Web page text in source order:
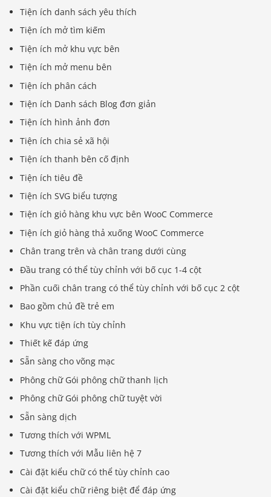
Tiện ích danh sách yêu thích
Tiện ích mở tìm kiếm
Tiện ích mở khu vực bên
Tiện ích mở menu bên
Tiện ích phân cách
Tiện ích Danh sách Blog đơn giản
Tiện ích hình ảnh đơn
Tiện ích chia sẻ xã hội
Tiện ích thanh bên cố định
Tiện ích tiêu đề
Tiện ích SVG biểu tượng
Tiện ích giỏ hàng khu vực bên WooC Commerce
Tiện ích giỏ hàng thả xuống WooC Commerce
Chân trang trên và chân trang dưới cùng
Đầu trang có thể tùy chỉnh với bố cục 1-4 cột
Phần cuối chân trang có thể tùy chỉnh với bố cục 2 cột
Bao gồm chủ đề trẻ em
Khu vực tiện ích tùy chỉnh
Thiết kế đáp ứng
Sẵn sàng cho võng mạc
Phông chữ Gói phông chữ thanh lịch
Phông chữ Gói phông chữ tuyệt vời
Sẵn sàng dịch
Tương thích với WPML
Tương thích với Mẫu liên hệ 7
Cài đặt kiểu chữ có thể tùy chỉnh cao
Cài đặt kiểu chữ riêng biệt để đáp ứng